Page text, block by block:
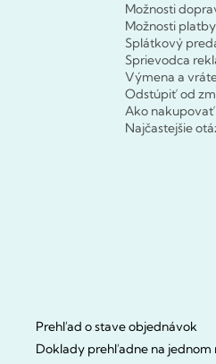
Možnosti
Možnosti platby
Splátkový
Sprievodca
Výmena a
Odstúpiť od
Ako nakupovať
Najčastejšie
Prehľad o stave objednávok
Doklady prehľadne na jednom